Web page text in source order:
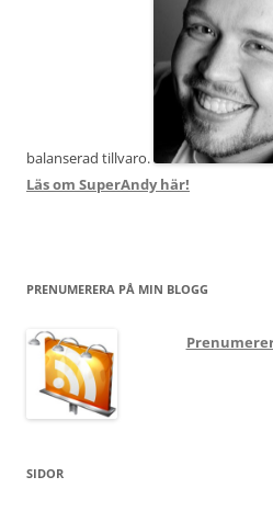
balanserad tillvaro.
Läs om SuperAndy här!
PRENUMERERA PÅ MIN BLOGG
SIDOR